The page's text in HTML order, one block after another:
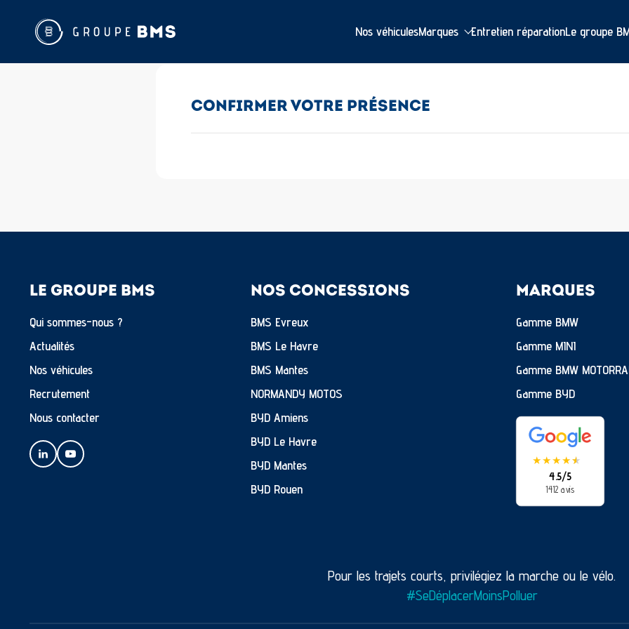
Nos véhiculesMarques Entretien réparationLe groupe
CONFIRMER VOTRE PRÉSENCE
LE GROUPE BMS
Qui sommes-nous ?
Actualités
Nos véhicules
Recrutement
Nous contacter
NOS CONCESSIONS
BMS Evreux
BMS Le Havre
BMS Mantes
NORMANDY MOTOS
BYD Amiens
BYD Le Havre
BYD Mantes
BYD Rouen
MARQUES
Gamme BMW
Gamme MINI
Gamme BMW
Gamme BYD
★★★★★
★
4.5/5
1412 avis
Pour les trajets courts, privilégiez la marche ou le vélo.
#SeDéplacerMoinsPolluer